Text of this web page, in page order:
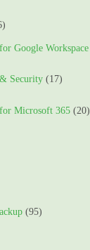
Google Workspace
Security (17)
Microsoft 365 (20)
(95)